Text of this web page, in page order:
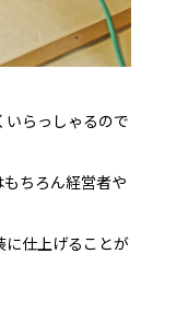
らっしゃるので
ちろん経営者や
に仕上げることが